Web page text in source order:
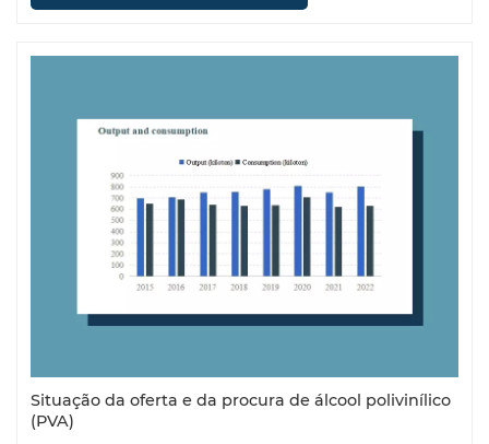
Situação da oferta e da procura de álcool polivinílico
(PVA)